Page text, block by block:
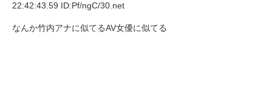
22:42:43.59 ID:Pf/ngC/30.net
なんか竹内アナに似てるAV女優に似てる